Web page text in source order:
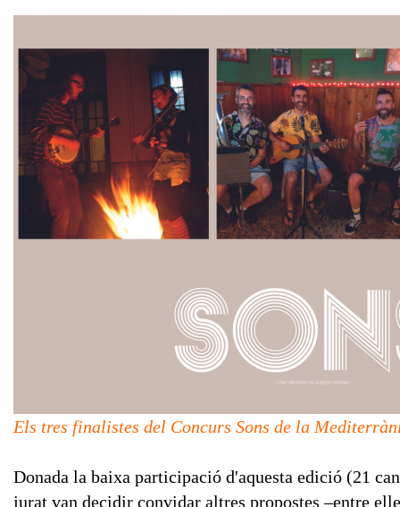
Els tres finalistes del Concurs Sons de la
Donada la baixa participació d'aquesta edició (21
jurat van decidir convidar altres propostes –entre